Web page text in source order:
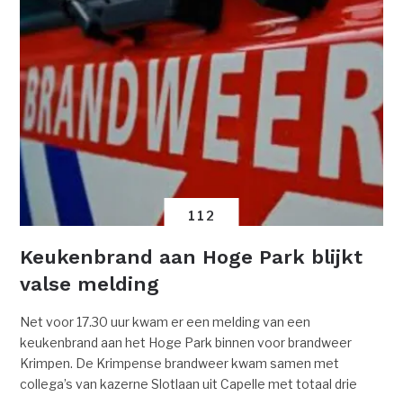
112
Keukenbrand aan Hoge Park blijkt
valse melding
Net voor 17.30 uur kwam er een melding van een
keukenbrand aan het Hoge Park binnen voor brandweer
Krimpen. De Krimpense brandweer kwam samen met
collega’s van kazerne Slotlaan uit Capelle met totaal drie